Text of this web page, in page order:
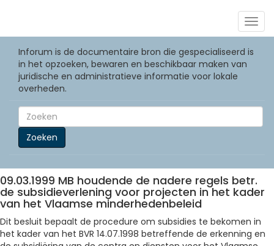
Inforum is de documentaire bron die gespecialiseerd is
in het opzoeken, bewaren en beschikbaar maken van
juridische en administratieve informatie voor lokale
overheden.
Zoeken
09.03.1999 MB houdende de nadere regels betr.
de subsidieverlening voor projecten in het kader
van het Vlaamse minderhedenbeleid
Dit besluit bepaalt de procedure om subsidies te bekomen in
het kader van het BVR 14.07.1998 betreffende de erkenning en